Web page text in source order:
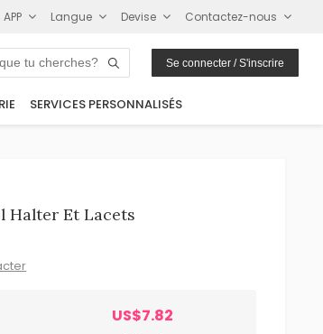
APP Langue Devise Contactez-nous
Se connecter / S'inscrire
SERVICES PERSONNALISÉS
Halter Et Lacets
US$7.82